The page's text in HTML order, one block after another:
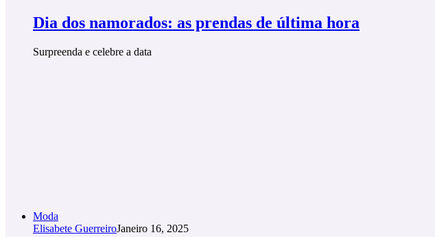
Dia dos namorados: as prendas de última hora
Surpreenda e celebre a data
Moda
Elisabete GuerreiroJaneiro 16, 2025